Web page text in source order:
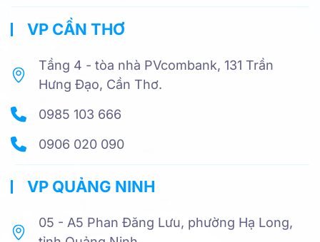
VP CẦN THƠ
Tầng 4 - tòa nhà PVcombank, 131 Trần
Hưng Đạo, Cần Thơ.
0985 103 666
0906 020 090
VP QUẢNG NINH
05 - A5 Phan Đăng Lưu, phường Hạ Long,